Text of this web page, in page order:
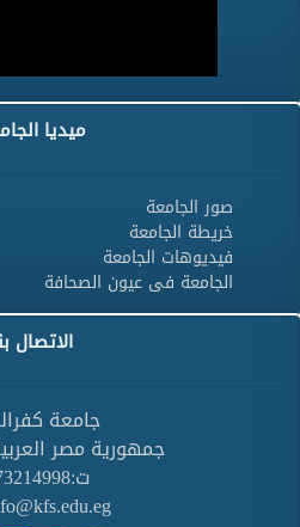
ميديا
صور الجامعة
خريطة الجامعة
فيديوهات الجامعة
الجامعة فى عيون الصحافة
الاتصال
جامعة
جمهورية مصر
ت:0473214998